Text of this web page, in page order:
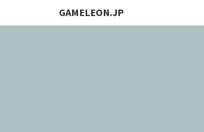
GAMELEON.JP